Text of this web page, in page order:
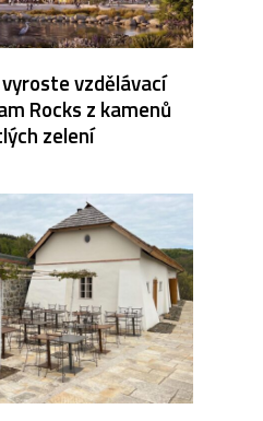
vzdělávací
Rocks z kamenů
zelení